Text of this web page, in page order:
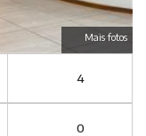
Mais fotos
4
0